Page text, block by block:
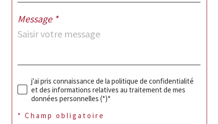
Message *
j'ai pris connaissance de la politique de confidentialité
et des informations relatives au traitement de mes
données personnelles (*)*
* Champ obligatoire